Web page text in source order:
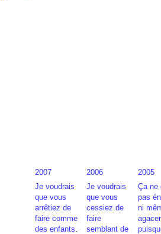
2007 2006
2005
Je voudrais
que vous
arrêtiez de
faire comme
des enfants.
Je voudrais
que vous
cessiez de
faire
semblant de
Ça ne
pas
ni